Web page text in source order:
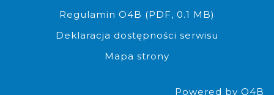
Regulamin O4B (PDF, 0.1 MB)
Deklaracja dostępności serwisu
Mapa strony
Powered by O4B